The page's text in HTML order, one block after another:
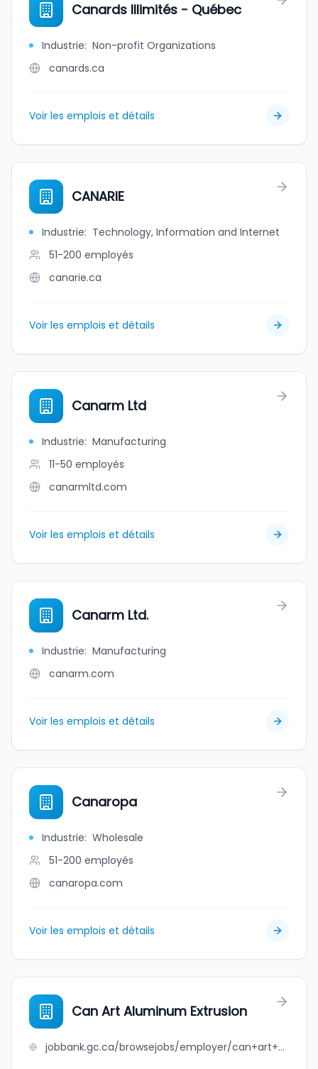
Canards Illimités - Québec
Industrie: Non-profit Organizations
canards.ca
Voir les emplois et détails
CANARIE
Industrie: Technology, Information and Internet
51-200 employés
canarie.ca
Voir les emplois et détails
Canarm Ltd
Industrie: Manufacturing
11-50 employés
canarmltd.com
Voir les emplois et détails
Canarm Ltd.
Industrie: Manufacturing
canarm.com
Voir les emplois et détails
Canaropa
Industrie: Wholesale
51-200 employés
canaropa.com
Voir les emplois et détails
Can Art Aluminum Extrusion
jobbank.gc.ca/browsejobs/employer/can+art+aluminum+extrusion/ca